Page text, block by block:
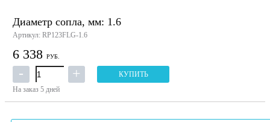
Диаметр сопла, мм: 1.6
Артикул: RP123FLG-1.6
6 338 РУБ.
КУПИТЬ
На заказ 5 дней